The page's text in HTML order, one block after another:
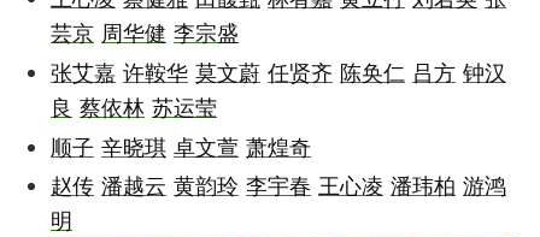
芸京 周华健 李宗盛
张艾嘉 许鞍华 莫文蔚 任贤齐 陈奂仁 吕方 钟汉
良 蔡依林 苏运莹
顺子 辛晓琪 卓文萱 萧煌奇
赵传 潘越云 黄韵玲 李宇春 王心凌 潘玮柏 游鸿
明